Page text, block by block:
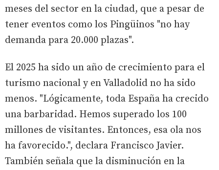
meses del sector en la ciudad, que a pesar de
tener eventos como los Pingüinos "no hay
demanda para 20.000 plazas".
El 2025 ha sido un año de crecimiento para el
turismo nacional y en Valladolid no ha sido
menos. "Lógicamente, toda España ha crecido
una barbaridad. Hemos superado los 100
millones de visitantes. Entonces, esa ola nos
ha favorecido.", declara Francisco Javier.
También señala que la disminución en la